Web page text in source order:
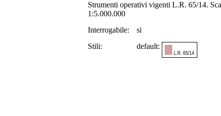
Strumenti operativi vigenti L.R. 65/14.
1:5.000.000
Interrogabile:
si
Stili:
default: